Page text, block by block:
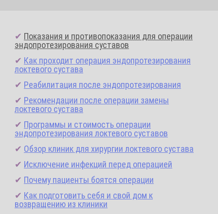
✔ Показания и противопоказания для операции
эндопротезирования суставов
✔ Как проходит операция эндопротезирования
локтевого сустава
✔ Реабилитация после эндопротезирования
✔ Рекомендации после операции замены
локтевого сустава
✔ Программы и стоимость операции
эндопротезирования локтевого суставов
✔ Обзор клиник для хирургии локтевого сустава
✔ Исключение инфекций перед операцией
✔ Почему пациенты боятся операции
✔ Как подготовить себя и свой дом к
возвращению из клиники